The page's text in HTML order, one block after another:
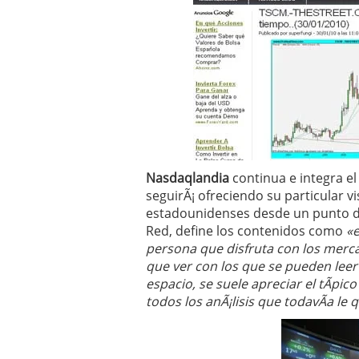
Operar 29/06/2026
Crear empresa online
29/05/2026
CÃ³mo afrontar una
Nasdaqlandia continua e integra
seguirÃ¡ ofreciendo su particular
estadounidenses desde un punto
Red, define los contenidos como
persona que disfruta con los
que ver con los que se pueden
espacio, se suele apreciar el
todos los anÃ¡lisis que todavÃ­a le